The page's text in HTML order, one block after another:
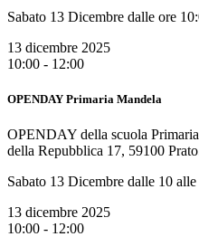
Sabato 13 Dicembre dalle ore
13 dicembre 2025
10:00 - 12:00
OPENDAY Primaria Mandela
OPENDAY della scuola
della Repubblica 17, 59100
Sabato 13 Dicembre dalle 10 alle
13 dicembre 2025
10:00 - 12:00